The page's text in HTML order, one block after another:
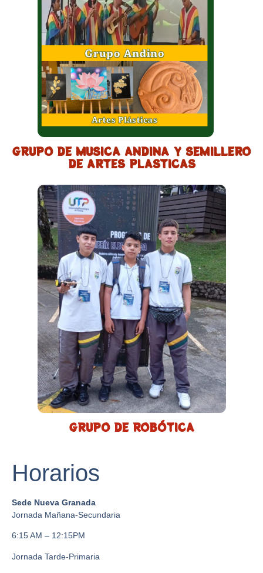
GRUPO DE MUSICA ANDINA Y SEMILLERO
DE ARTES PLASTICAS
GRUPO DE ROBÓTICA
Horarios
Sede Nueva Granada
Jornada Mañana-Secundaria
6:15 AM – 12:15PM
Jornada Tarde-Primaria